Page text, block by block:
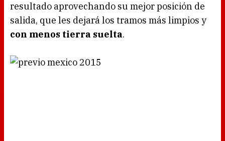
resultado aprovechando su mejor posición de
salida, que les dejará los tramos más limpios y
con menos tierra suelta.